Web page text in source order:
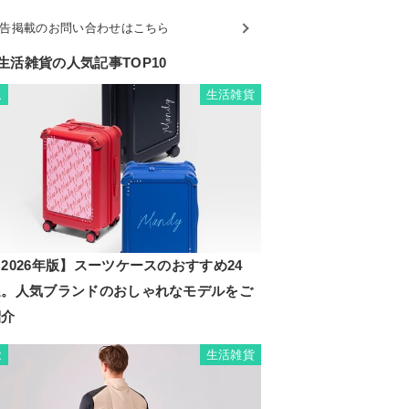
掲載のお問い合わせはこちら
活雑貨の人気記事TOP10
生活雑貨
年版】スーツケースのおすすめ24
人気ブランドのおしゃれなモデルをご
生活雑貨